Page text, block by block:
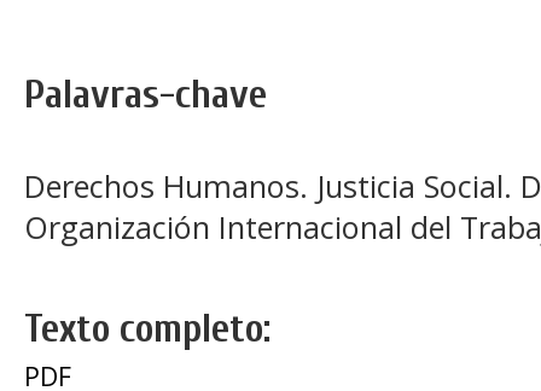
Palavras-chave
Derechos Humanos. Justicia Social.
Organización Internacional del
Texto completo:
PDF